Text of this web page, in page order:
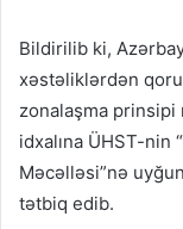
Bildirilib ki,
xəstəliklərdən
zonalaşma prinsipi
idxalına ÜHST-nin
Məcəlləsi”nə
tətbiq edib.